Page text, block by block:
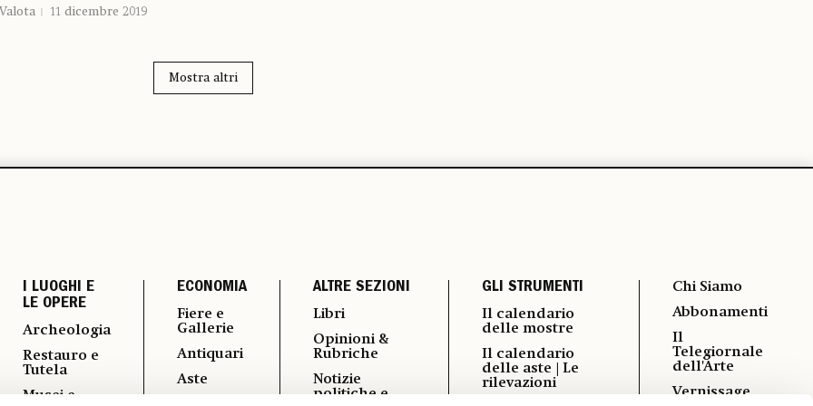
11 dicembre 2019
Mostra altri
I LUOGHI E
LE OPERE
Archeologia
Restauro e
Tutela
Musei e
ECONOMIA
Fiere e
Gallerie
Antiquari
Aste
ALTRE SEZIONI
Libri
Opinioni &
Rubriche
Notizie
politiche e
GLI STRUMENTI
Il calendario
delle mostre
Il calendario
delle aste | Le
rilevazioni
Chi Siamo
Abbonamenti
Il
Telegiornale
dell'Arte
Vernissage